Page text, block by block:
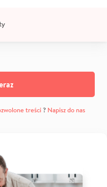
treści? Napisz do nas